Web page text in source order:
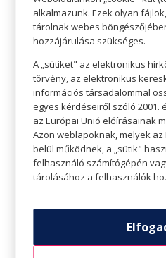
Készítsünk listát a
Sokan vannak, akik
hogy álmaikat, céljaikat
pedig azért nem írják
tapasztalat, és nincs
alkalmazunk. Ezek olyan
tárolnak webes
hozzájárulása szükséges.
A „sütiket" az elektronikus
törvény, az elektronikus
információs társadalommal
egyes kérdéseiről szóló 2001.
az Európai Unió előírásainak
Azon weblapoknak, melyek
belül működnek, a „sütik"
felhasználó számítógépén
tárolásához a felhasználók